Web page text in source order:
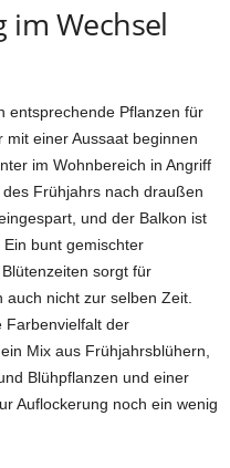
im Wechsel
entsprechende Pflanzen für
einer Aussaat beginnen
im Wohnbereich in Angriff
Frühjahrs nach draußen
und der Balkon ist
bunt gemischter
sorgt für
auch nicht zur selben Zeit.
Farbenvielfalt der
Mix aus Frühjahrsblühern,
Blühpflanzen und einer
Auflockerung noch ein wenig